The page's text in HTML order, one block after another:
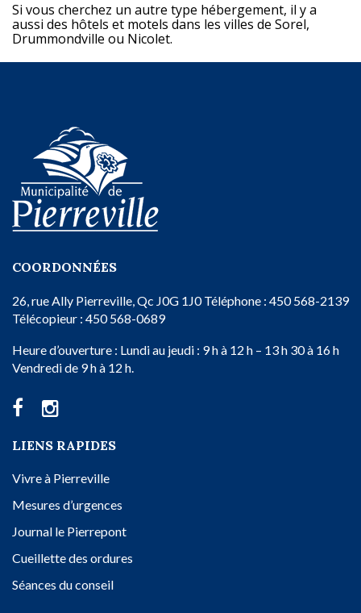
Si vous cherchez un autre type hébergement, il y a
aussi des hôtels et motels dans les villes de Sorel,
Drummondville ou Nicolet.
COORDONNÉES
26, rue Ally Pierreville, Qc J0G 1J0Téléphone : 450 568-2139
Télécopieur : 450 568-0689
Heure d’ouverture : Lundi au jeudi : 9 h à 12 h – 13 h 30 à 16 h
Vendredi de 9 h à 12 h.
LIENS RAPIDES
Vivre à Pierreville
Mesures d’urgences
Journal le Pierrepont
Cueillette des ordures
Séances du conseil